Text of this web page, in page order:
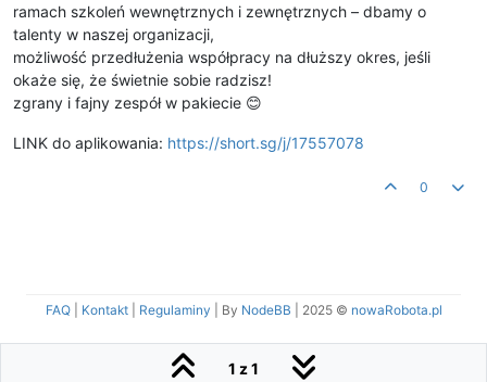
ramach szkoleń wewnętrznych i zewnętrznych – dbamy o
talenty w naszej organizacji,
możliwość przedłużenia współpracy na dłuższy okres, jeśli
okaże się, że świetnie sobie radzisz!
zgrany i fajny zespół w pakiecie 😊
LINK do aplikowania: https://short.sg/j/17557078
0
1 z 1
FAQ| Kontakt| Regulaminy | By NodeBB 2025 © nowaRobota.pl